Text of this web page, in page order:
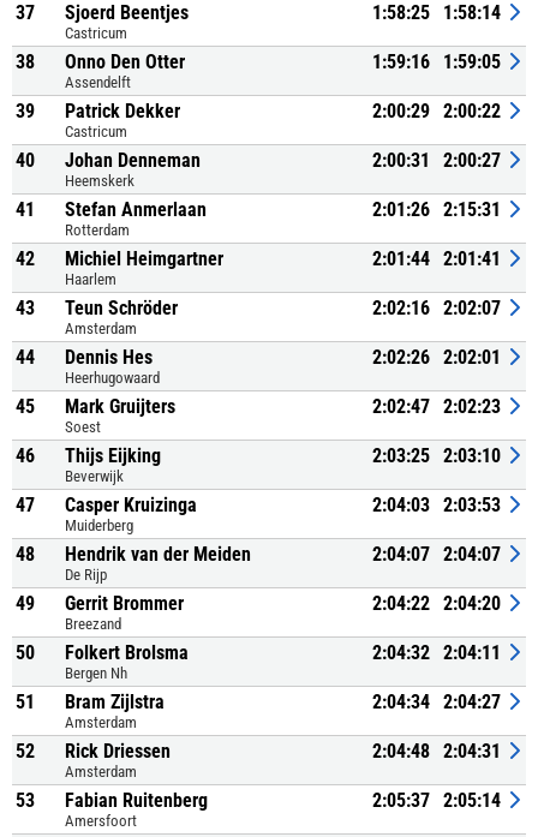
37 Sjoerd Beentjes
Castricum
1:58:25 1:58:14
38 Onno Den Otter
Assendelft
1:59:16 1:59:05
39 Patrick Dekker
Castricum
2:00:29 2:00:22
40 Johan Denneman
Heemskerk
2:00:31 2:00:27
41 Stefan Anmerlaan
Rotterdam
2:01:26 2:15:31
42 Michiel Heimgartner
Haarlem
2:01:44 2:01:41
43 Teun Schröder
Amsterdam
2:02:16 2:02:07
44 Dennis Hes
Heerhugowaard
2:02:26 2:02:01
45 Mark Gruijters
Soest
2:02:47 2:02:23
46 Thijs Eijking
Beverwijk
2:03:25 2:03:10
47 Casper Kruizinga
Muiderberg
2:04:03 2:03:53
48 Hendrik van der Meiden
De Rijp
2:04:07 2:04:07
49 Gerrit Brommer
Breezand
2:04:22 2:04:20
50 Folkert Brolsma
Bergen Nh
2:04:32 2:04:11
51 Bram Zijlstra
Amsterdam
2:04:34 2:04:27
52 Rick Driessen
Amsterdam
2:04:48 2:04:31
53 Fabian Ruitenberg
Amersfoort
2:05:37 2:05:14